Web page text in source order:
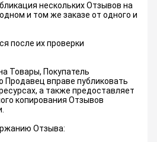
нескольких Отзывов на
и том же заказе от одного и
после их проверки
Товары, Покупатель
Продавец вправе публиковать
а также предоставляет
копирования Отзывов
Отзыва: